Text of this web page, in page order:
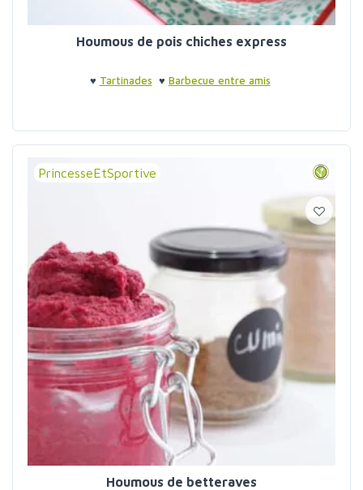
Houmous de pois chiches express
♥ Tartinades ♥ Barbecue entre amis
PrincesseEtSportive
Houmous de betteraves